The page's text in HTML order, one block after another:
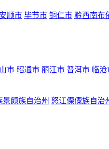
安顺市 毕节市 铜仁市 黔西南布
市 昭通市 丽江市 普洱市 临
景颇族自治州 怒江傈僳族自治